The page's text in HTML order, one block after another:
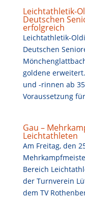
Leichtathletik-
Deutschen
erfolgreich
Leichtathletik-
Deutschen
goldene
und -rinnen ab
Voraussetzung
Gau –
Leichtathleten
Am Freitag, den
Bereich
der Turnverein
dem TV